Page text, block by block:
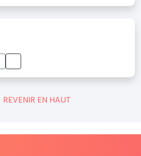
REVENIR EN HAUT